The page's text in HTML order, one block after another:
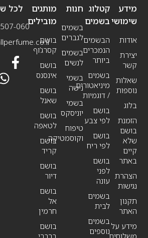
מידע
שימושי
אודות
יצירת
קשר
שאלות
נוספות
בלוג
הזמנת
בושם
שלא
קיים
באתר
הצהרת
נגישות
תקנון
האתר
מידע על
משלוחים
חנות
בשמים
לגברים
בשמים
לנשים
בשמי
נישה
בשמי
יוניסקס
טיפוח
וקוסמטיקה
קטלוג
בשמים
הבשמים
הנמכרים
ביותר
בשמים
מיניאטורים
/ דוגמיות
בושם
לפי צבע
בושם
לפי ריח
בושם
לפני
עונה
בשמים
לבית
בשמים
נוספים
מותגים
מובילים
בושם
קסרג’וף
בושם
אינסנס
בושם
שאנל
בושם
לטאפה
בושם
קריד
בושם
דיור
בושם
אל
חרמין
בושם
ברברי
לכל
060